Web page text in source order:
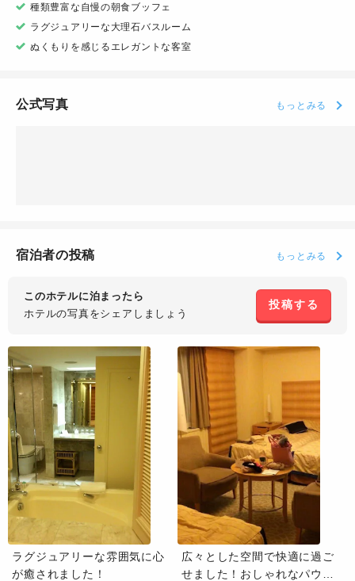
種類豊富な自慢の朝食ブッフェ
ラグジュアリーな大理石バスルーム
ぬくもりを感じるエレガントな客室
公式写真 もっとみる
宿泊者の投稿 もっとみる
このホテルに泊まったら
ホテルの写真をシェアしましょう
投稿する
ラグジュアリーな雰囲気に心
が癒されました！
広々とした空間で快適に過ご
せました！おしゃれなパウダ